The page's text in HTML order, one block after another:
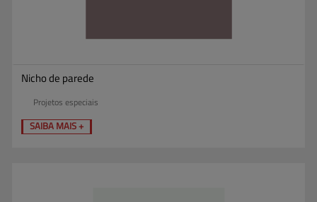
Nicho de parede
Projetos especiais
SAIBA MAIS +